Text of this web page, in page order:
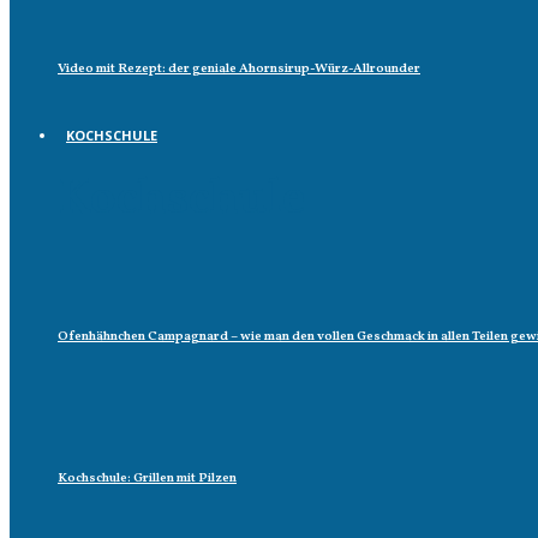
Video mit Rezept: der geniale Ahornsirup-Würz-Allrounder
KOCHSCHULE
Ofenhähnchen Campagnard – wie man den vollen Geschmack in allen Teilen
Kochschule: Grillen mit Pilzen